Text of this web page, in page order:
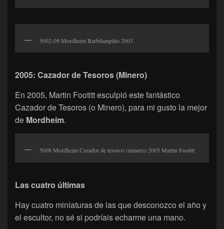
5002-09 Mordheim Barbilampiño 2003
2005: Cazador de Tesoros (Minero)
En 2005, Martin Footitt esculpió este fantástico
Cazador de Tesoros (o Minero), para mi gusto la mejor
de Mordheim.
5008 Mordheim Cazador de tesoros (minero) 2005 Martin Footitt
Las cuatro últimas
Hay cuatro miniaturas de las que desconozco el año y
el escultor, no sé si podríais echarme una mano.